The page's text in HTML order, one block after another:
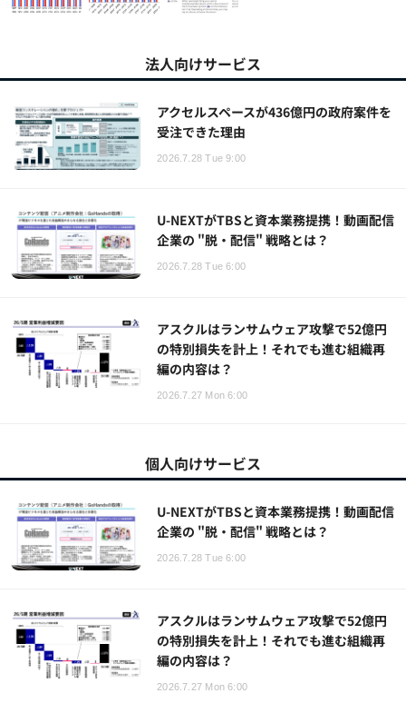
法人向けサービス
アクセルスペースが436億円の政府案件を
受注できた理由
2026.7.28 Tue 9:00
U-NEXTがTBSと資本業務提携！動画配信
企業の "脱・配信" 戦略とは？
2026.7.28 Tue 6:00
アスクルはランサムウェア攻撃で52億円
の特別損失を計上！それでも進む組織再
編の内容は？
2026.7.27 Mon 6:00
個人向けサービス
U-NEXTがTBSと資本業務提携！動画配信
企業の "脱・配信" 戦略とは？
2026.7.28 Tue 6:00
アスクルはランサムウェア攻撃で52億円
の特別損失を計上！それでも進む組織再
編の内容は？
2026.7.27 Mon 6:00